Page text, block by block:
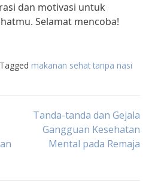
dan motivasi untuk
Selamat mencoba!
Tagged makanan sehat tanpa nasi
Tanda-tanda dan Gejala
Gangguan Kesehatan
Mental pada Remaja